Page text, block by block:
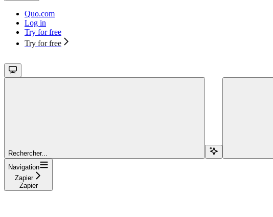
Quo.com
Log in
Try for free
Try for free
Rechercher...
Navigation
Zapier
Zapier